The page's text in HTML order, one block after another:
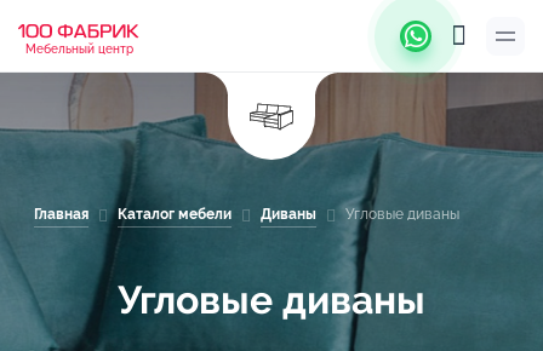
Мебельный центр
Главная Каталог мебели Диваны Угловые диваны
Угловые диваны